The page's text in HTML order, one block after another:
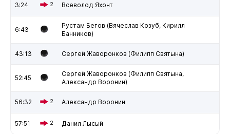
3:24 2 Всеволод Яхонт
6:43
Рустам Бегов (Вячеслав Козуб, Кирилл
Банников)
43:13 Сергей Жаворонков (Филипп Святына)
52:45
Сергей Жаворонков (Филипп Святына,
Александр Воронин)
56:32 2 Александр Воронин
57:51 2 Данил Лысый